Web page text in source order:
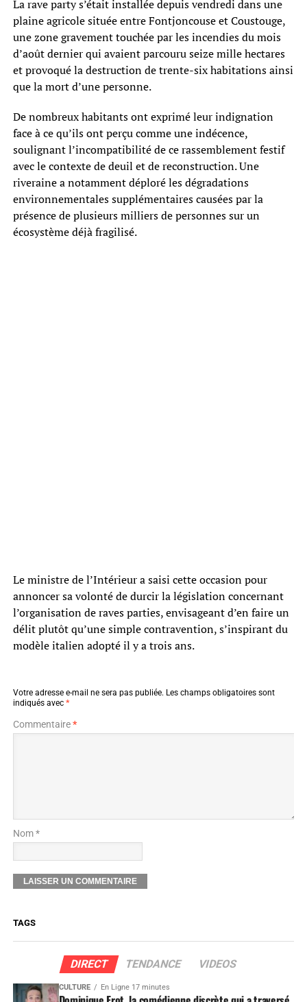
La rave party s’était installée depuis vendredi dans une
plaine agricole située entre Fontjoncouse et Coustouge,
une zone gravement touchée par les incendies du mois
d’août dernier qui avaient parcouru seize mille hectares
et provoqué la destruction de trente-six habitations ainsi
que la mort d’une personne.
De nombreux habitants ont exprimé leur indignation
face à ce qu’ils ont perçu comme une indécence,
soulignant l’incompatibilité de ce rassemblement festif
avec le contexte de deuil et de reconstruction. Une
riveraine a notamment déploré les dégradations
environnementales supplémentaires causées par la
présence de plusieurs milliers de personnes sur un
écosystème déjà fragilisé.
Le ministre de l’Intérieur a saisi cette occasion pour
annoncer sa volonté de durcir la législation concernant
l’organisation de raves parties, envisageant d’en faire un
délit plutôt qu’une simple contravention, s’inspirant du
modèle italien adopté il y a trois ans.
Votre adresse e-mail ne sera pas publiée. Les champs obligatoires sont
indiqués avec *
Commentaire*
Nom *
TAGS
DIRECT TENDANCE VIDEOS
CULTURE En Ligne 17 minutes